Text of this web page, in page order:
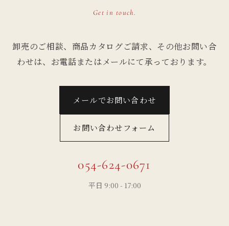
Get in touch.
卸売のご相談、商品カタログご請求、その他お問い合
わせは、お電話またはメールにて承っております。
メールでお問い合わせ
お問い合わせフォーム
054-624-0671
平日 9:00 - 17:00